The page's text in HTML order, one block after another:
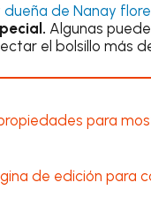
dueña de Nanay
Algunas
el bolsillo más
para
de edición para